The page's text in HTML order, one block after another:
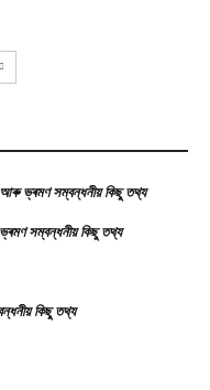
আৰু ভ্ৰমণ সম্বন্ধনীয় কিছু তথ্য
সম্বন্ধনীয় কিছু তথ্য
কিছু তথ্য